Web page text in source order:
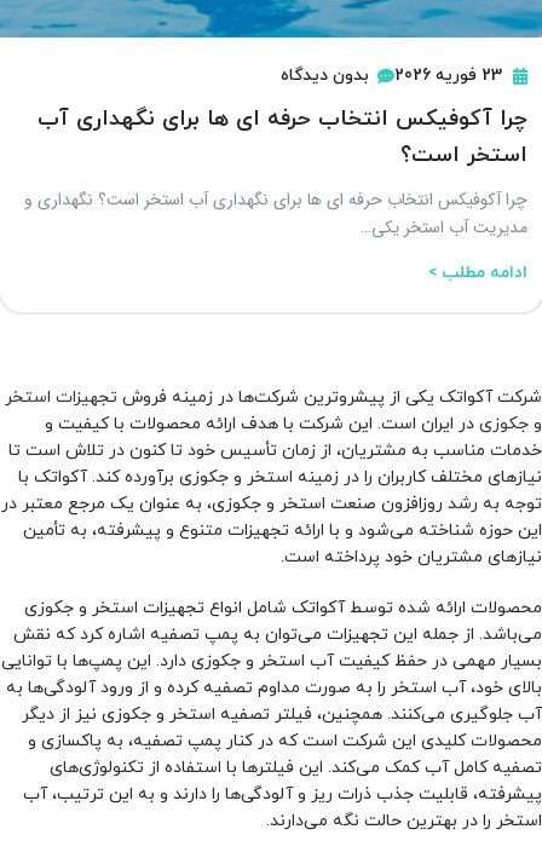
23 فوریه 2026 بدون دیدگاه
چرا آکوفیکس انتخاب حرفه ای ها برای نگهداری آب
استخر است؟
چرا آکوفیکس انتخاب حرفه ای ها برای نگهداری آب استخر است؟ نگهداری و
مدیریت آب استخر یکی…
ادامه مطلب >
شرکت آکواتک یکی از پیشروترین شرکت‌ها در زمینه فروش تجهیزات استخر
و جکوزی در ایران است. این شرکت با هدف ارائه محصولات با کیفیت و
خدمات مناسب به مشتریان، از زمان تأسیس خود تا کنون در تلاش است تا
نیازهای مختلف کاربران را در زمینه استخر و جکوزی برآورده کند. آکواتک با
توجه به رشد روزافزون صنعت استخر و جکوزی، به عنوان یک مرجع معتبر در
این حوزه شناخته می‌شود و با ارائه تجهیزات متنوع و پیشرفته، به تأمین
نیازهای مشتریان خود پرداخته است.
محصولات ارائه شده توسط آکواتک شامل انواع تجهیزات استخر و جکوزی
می‌باشد. از جمله این تجهیزات می‌توان به پمپ تصفیه اشاره کرد که نقش
بسیار مهمی در حفظ کیفیت آب استخر و جکوزی دارد. این پمپ‌ها با توانایی
بالای خود، آب استخر را به صورت مداوم تصفیه کرده و از ورود آلودگی‌ها به
آب جلوگیری می‌کنند. همچنین، فیلتر تصفیه استخر و جکوزی نیز از دیگر
محصولات کلیدی این شرکت است که در کنار پمپ تصفیه، به پاکسازی و
تصفیه کامل آب کمک می‌کند. این فیلترها با استفاده از تکنولوژی‌های
پیشرفته، قابلیت جذب ذرات ریز و آلودگی‌ها را دارند و به این ترتیب، آب
استخر را در بهترین حالت نگه می‌دارند.